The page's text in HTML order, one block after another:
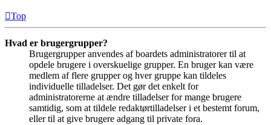
Top
Hvad er brugergrupper?
Brugergrupper anvendes af boardets administratorer til at
opdele brugere i overskuelige grupper. En bruger kan være
medlem af flere grupper og hver gruppe kan tildeles
individuelle tilladelser. Det gør det enkelt for
administratorerne at ændre tilladelser for mange brugere
samtidig, som at tildele redaktørtilladelser i et bestemt forum,
eller til at give brugere adgang til private fora.